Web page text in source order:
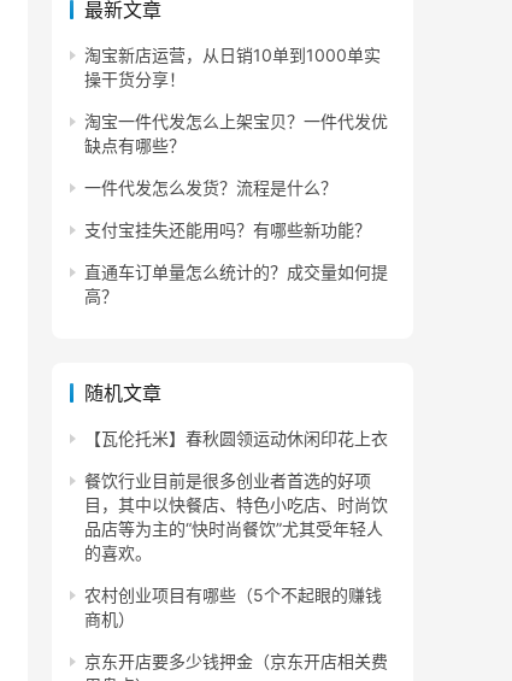
最新文章
淘宝新店运营，从日销10单到1000单实
操干货分享！
淘宝一件代发怎么上架宝贝？一件代发优
缺点有哪些？
一件代发怎么发货？流程是什么？
支付宝挂失还能用吗？有哪些新功能？
直通车订单量怎么统计的？成交量如何提
高？
随机文章
【瓦伦托米】春秋圆领运动休闲印花上衣
餐饮行业目前是很多创业者首选的好项
目，其中以快餐店、特色小吃店、时尚饮
品店等为主的“快时尚餐饮”尤其受年轻人
的喜欢。
农村创业项目有哪些（5个不起眼的赚钱
商机）
京东开店要多少钱押金（京东开店相关费